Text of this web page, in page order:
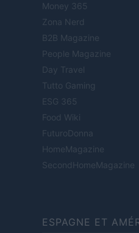
Money 365
Zona Nerd
B2B Magazine
People Magazine
Day Travel
Tutto Gaming
ESG 365
Food Wiki
FuturoDonna
HomeMagazine
SecondHomeMagazine
ESPAGNE ET